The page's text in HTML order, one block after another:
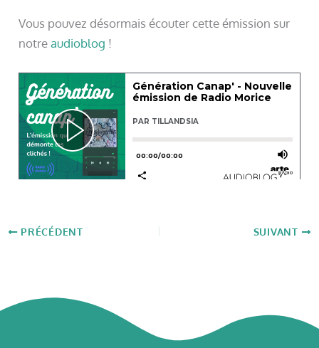
Vous pouvez désormais écouter cette émission sur
notreaudioblog !
PRÉCÉDENT SUIVANT